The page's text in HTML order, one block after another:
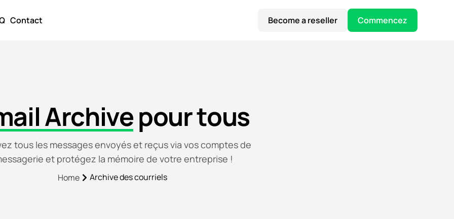
Contact Become a reseller Commencez
Archivepour tous
tous les messages envoyés et reçus via vos comptes de
et protégez la mémoire de votre entreprise !
Home Archive des courriels